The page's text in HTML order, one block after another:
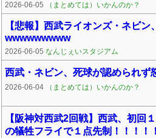
2026-06-05 （まとめては）いかんのか？
【悲報】西武ライオンズ・ネビ
wwwwwwwww
2026-06-05 なんじぇいスタジアム
西武・ネビン、死球が認められず
2026-06-04 （まとめては）いかんのか？
【阪神対西武2回戦】西武、初回
の犠牲フライで１点先制！！！！